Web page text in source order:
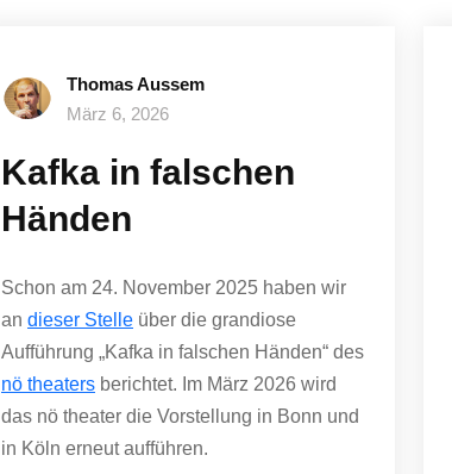
Thomas Aussem
März 6, 2026
Kafka in falschen
Händen
Schon am 24. November 2025 haben wir
an dieser Stelle über die grandiose
Aufführung „Kafka in falschen Händen“ des
nö theaters berichtet. Im März 2026 wird
das nö theater die Vorstellung in Bonn und
in Köln erneut aufführen.